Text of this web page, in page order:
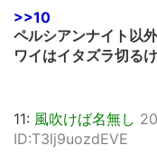
>>10
ペルシアンナイト以
ワイはイタズラ切る
11: 風吹けば名無し
ID:T3lj9uozdEVE